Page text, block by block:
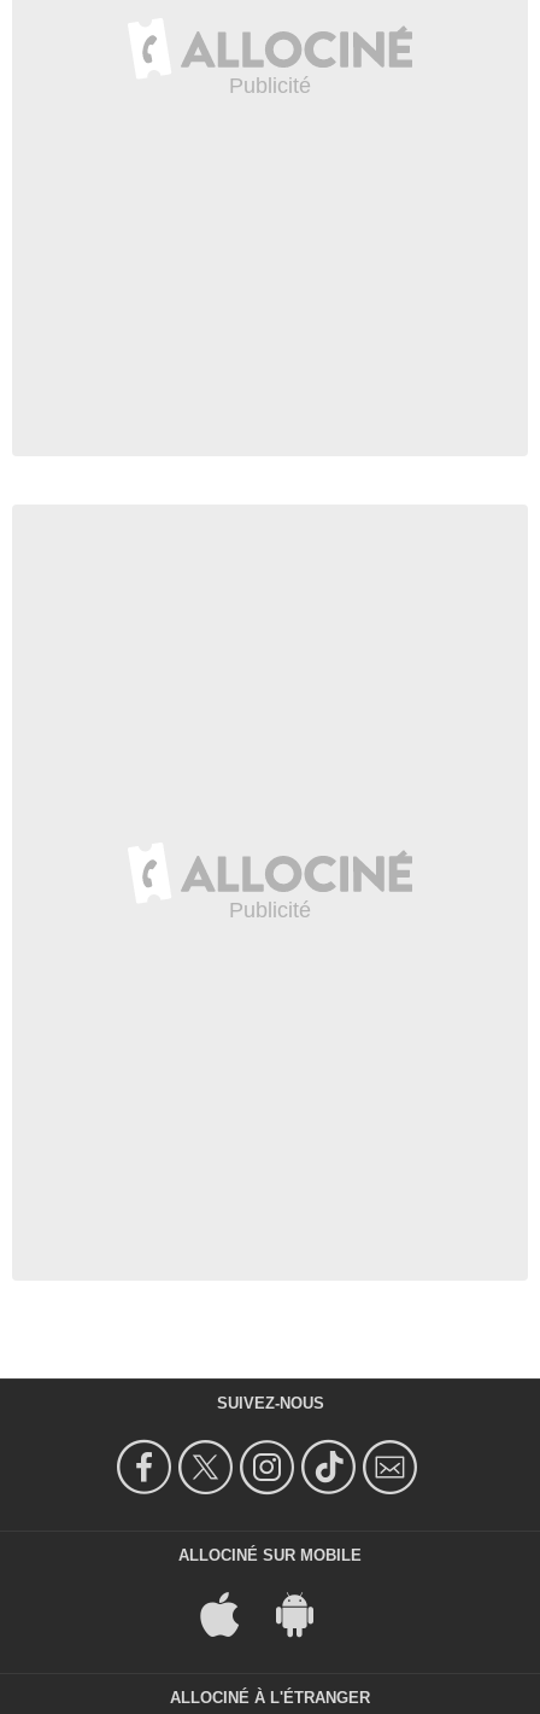
SUIVEZ-NOUS
ALLOCINÉ SUR MOBILE
ALLOCINÉ À L'ÉTRANGER